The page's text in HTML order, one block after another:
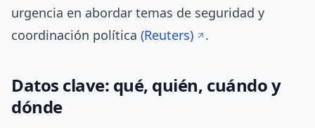
urgencia en abordar temas de seguridad y
coordinación política (Reuters) .
Datos clave: qué, quién, cuándo y
dónde